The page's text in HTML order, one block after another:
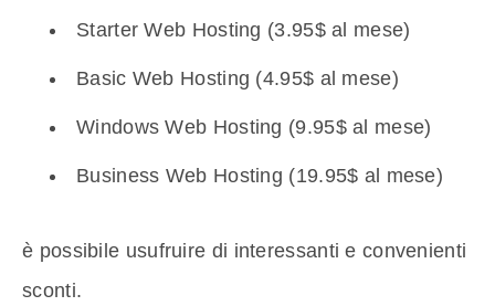
Starter Web Hosting (3.95$ al mese)
Basic Web Hosting (4.95$ al mese)
Windows Web Hosting (9.95$ al mese)
Business Web Hosting (19.95$ al mese)
è possibile usufruire di interessanti e convenienti
sconti.